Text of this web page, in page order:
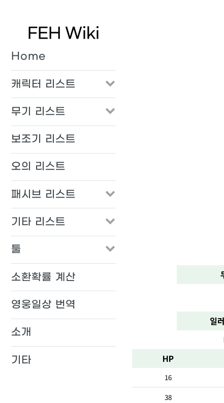
FEH Wiki
Home
캐릭터 리스트
무기 리스트
보조기 리스트
오의 리스트
패시브 리스트
기타 리스트
툴
소환확률 계산
영웅일상 번역
소개
기타
일
HP
16
38